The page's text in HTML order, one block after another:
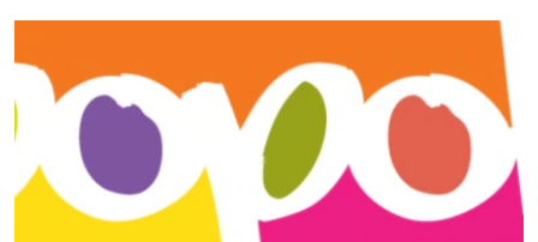
ՏԱՐԱԾԱՇՐՋԱՆ
ՄԻՋԱԶԳԱՅԻՆ
ՄՇԱԿՈՒՅԹ
ՍՊՈՐՏ
ՄԵԿՆԱԲԱՆՈՒԹՅՈՒՆ